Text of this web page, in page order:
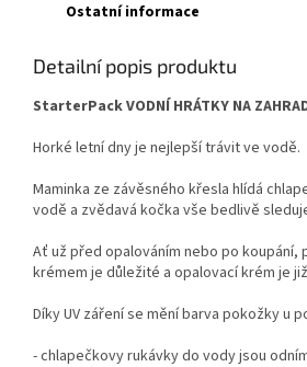
Ostatní informace
Detailní popis produktu
StarterPack VODNÍ HRÁTKY NA
Horké letní dny je nejlepší trávit ve vodě.
Maminka ze závěsného křesla hlídá
vodě a zvědavá kočka vše bedlivě
Ať už před opalováním nebo po koupání,
krémem je důležité a opalovací krém je
Díky UV záření se mění barva pokožky u
- chlapečkovy rukávky do vody jsou